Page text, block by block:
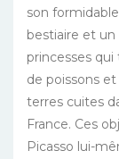
son
bestiaire et
princesses qui
de poissons
terres cuites
France. Ces
Picasso lui-